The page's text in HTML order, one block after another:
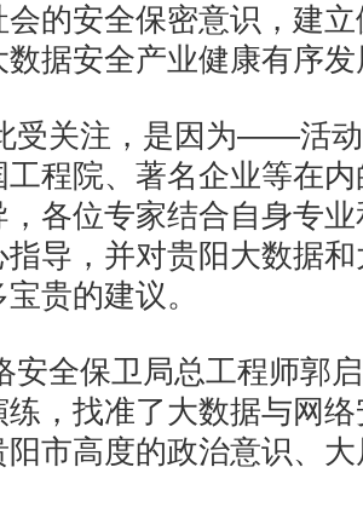
会的安全保密意识，建
据安全产业健康有序
受关注，是因为——活
程院、著名企业等在
各位专家结合自身专
导，并对贵阳大数据
贵的建议。
安全保卫局总工程师郭
练，找准了大数据与网
市高度的政治意识、